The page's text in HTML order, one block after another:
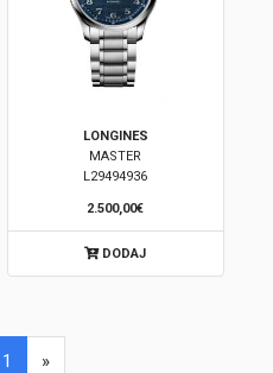
LONGINES
MASTER
L29494936
2.500,00€
DODAJ
1 »